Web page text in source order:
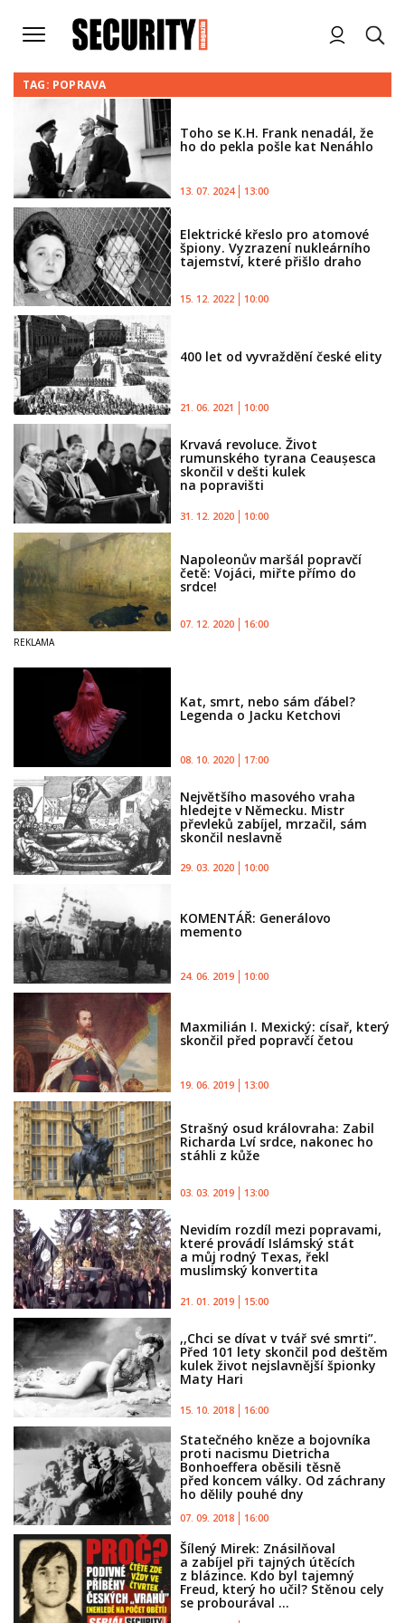
TAG: POPRAVA
Toho se K.H. Frank nenadál, že
ho do pekla pošle kat Nenáhlo
13. 07. 2024 13:00
Elektrické křeslo pro atomové
špiony. Vyzrazení nukleárního
tajemství, které přišlo draho
15. 12. 2022 10:00
400 let od vyvraždění české elity
21. 06. 2021 10:00
Krvavá revoluce. Život
rumunského tyrana Ceaușesca
skončil v dešti kulek
na popravišti
31. 12. 2020 10:00
Napoleonův maršál popravčí
četě: Vojáci, miřte přímo do
srdce!
07. 12. 2020 16:00
Kat, smrt, nebo sám ďábel?
Legenda o Jacku Ketchovi
08. 10. 2020 17:00
Největšího masového vraha
hledejte v Německu. Mistr
převleků zabíjel, mrzačil, sám
skončil neslavně
29. 03. 2020 10:00
KOMENTÁŘ: Generálovo
memento
24. 06. 2019 10:00
Maxmilián I. Mexický: císař, který
skončil před popravčí četou
19. 06. 2019 13:00
Strašný osud královraha: Zabil
Richarda Lví srdce, nakonec ho
stáhli z kůže
03. 03. 2019 13:00
Nevidím rozdíl mezi popravami,
které provádí Islámský stát
a můj rodný Texas, řekl
muslimský konvertita
21. 01. 2019 15:00
,,Chci se dívat v tvář své smrti”.
Před 101 lety skončil pod deštěm
kulek život nejslavnější špionky
Maty Hari
15. 10. 2018 16:00
Statečného kněze a bojovníka
proti nacismu Dietricha
Bonhoeffera oběsili těsně
před koncem války. Od záchrany
ho dělily pouhé dny
07. 09. 2018 16:00
Šílený Mirek: Znásilňoval
a zabíjel při tajných útěcích
z blázince. Kdo byl tajemný
Freud, který ho učil? Stěnou cely
se probourával ...